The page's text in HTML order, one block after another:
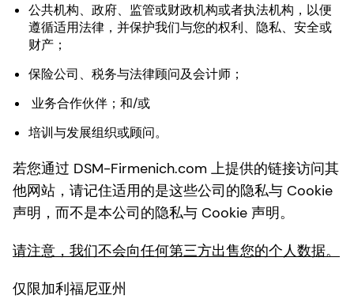
公共机构、政府、监管或财政机构或者执法机构，以便
遵循适用法律，并保护我们与您的权利、隐私、安全或
财产；
保险公司、税务与法律顾问及会计师；
业务合作伙伴；和/或
培训与发展组织或顾问。
若您通过 DSM-Firmenich.com 上提供的链接访问其
他网站，请记住适用的是这些公司的隐私与 Cookie
声明，而不是本公司的隐私与 Cookie 声明。
请注意，我们不会向任何第三方出售您的个人数据。
仅限加利福尼亚州